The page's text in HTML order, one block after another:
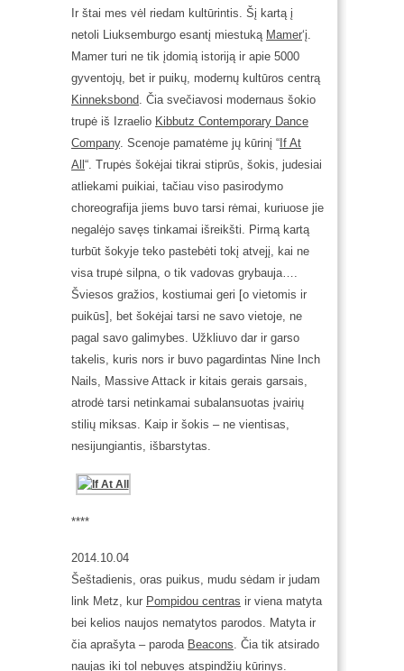
Ir štai mes vėl riedam kultūrintis. Šį kartą į
netoli Liuksemburgo esantį miestuką Mamer‘į.
Mamer turi ne tik įdomią istoriją ir apie 5000
gyventojų, bet ir puikų, modernų kultūros centrą
Kinneksbond. Čia svečiavosi modernaus šokio
trupė iš Izraelio Kibbutz Contemporary Dance
Company. Scenoje pamatėme jų kūrinį “ If At
All “. Trupės šokėjai tikrai stiprūs, šokis, judesiai
atliekami puikiai, tačiau viso pasirodymo
choreografija jiems buvo tarsi rėmai, kuriuose jie
negalėjo savęs tinkamai išreikšti. Pirmą kartą
turbūt šokyje teko pastebėti tokį atvejį, kai ne
visa trupė silpna, o tik vadovas grybauja….
Šviesos gražios, kostiumai geri [o vietomis ir
puikūs], bet šokėjai tarsi ne savo vietoje, ne
pagal savo galimybes. Užkliuvo dar ir garso
takelis, kuris nors ir buvo pagardintas Nine Inch
Nails, Massive Attack ir kitais gerais garsais,
atrodė tarsi netinkamai subalansuotas įvairių
stilių miksas. Kaip ir šokis – ne vientisas,
nesijungiantis, išbarstytas.
****
2014.10.04
Šeštadienis, oras puikus, mudu sėdam ir judam
link Metz, kur Pompidou centras ir viena matyta
bei kelios naujos nematytos parodos. Matyta ir
čia aprašyta – paroda Beacons. Čia tik atsirado
naujas iki tol nebuvęs atspindžių kūrinys.